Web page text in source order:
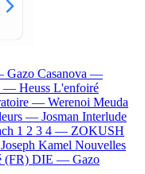
Gazo Casanova —
— Heuss L'enfoiré
— Werenoi Meuda
— Josman Interlude
1 2 3 4 — ZOKUSH
Joseph Kamel Nouvelles
(FR) DIE — Gazo